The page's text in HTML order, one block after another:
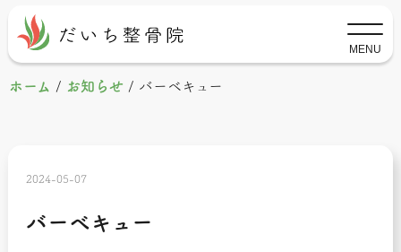
MENU
ホーム / お知らせ / バーベキュー
2024-05-07
バーベキュー